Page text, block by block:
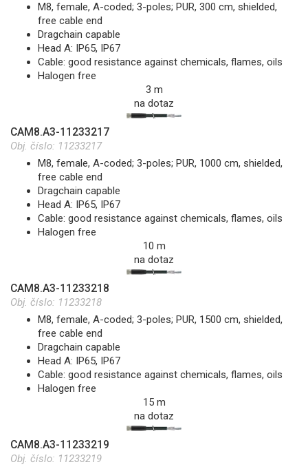
M8, female, A-coded; 3-poles; PUR, 300 cm, shielded,
free cable end
Dragchain capable
Head A: IP65, IP67
Cable: good resistance against chemicals, flames, oils
Halogen free
3 m
na dotaz
CAM8.A3-11233217
Obj. číslo: 11233217
M8, female, A-coded; 3-poles; PUR, 1000 cm, shielded,
free cable end
Dragchain capable
Head A: IP65, IP67
Cable: good resistance against chemicals, flames, oils
Halogen free
10 m
na dotaz
CAM8.A3-11233218
Obj. číslo: 11233218
M8, female, A-coded; 3-poles; PUR, 1500 cm, shielded,
free cable end
Dragchain capable
Head A: IP65, IP67
Cable: good resistance against chemicals, flames, oils
Halogen free
15 m
na dotaz
CAM8.A3-11233219
Obj. číslo: 11233219